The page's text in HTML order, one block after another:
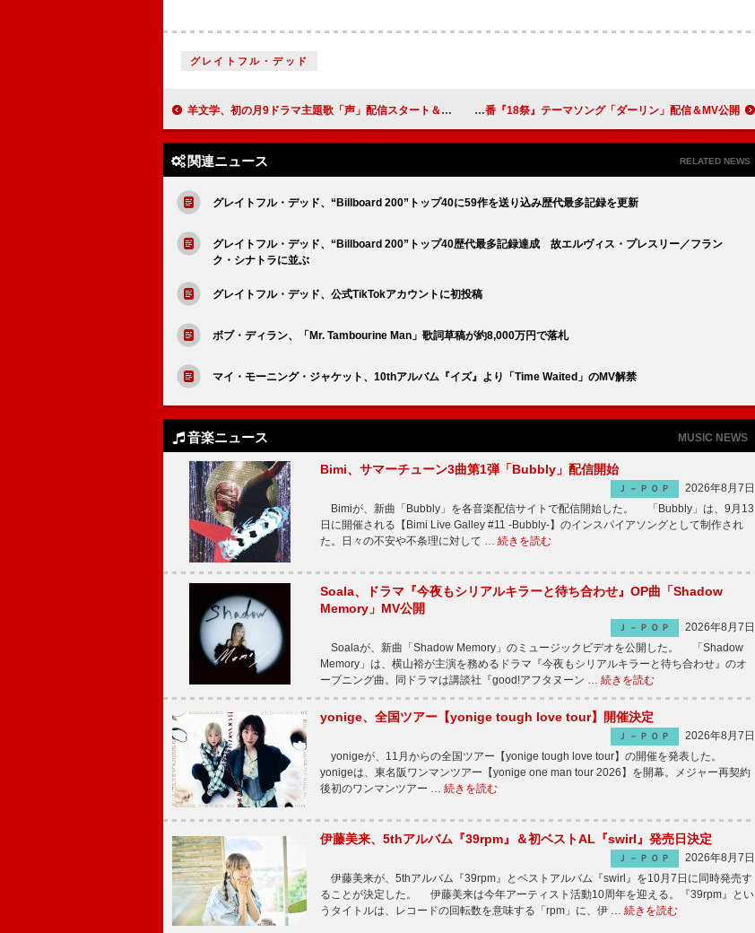
グレイトフル・デッド
羊文学、初の月9ドラマ主題歌「声」配信スタート＆歌詞画像を公開 Mrs. GREEN APPLE、NHK特番『18祭』テーマソング「ダーリン」配信＆MV公開
関連ニュース RELATED NEWS
グレイトフル・デッド、“Billboard 200”トップ40に59作を送り込み歴代最多記録を更新
グレイトフル・デッド、“Billboard 200”トップ40歴代最多記録達成 故エルヴィス・プレスリー／フラン
ク・シナトラに並ぶ
グレイトフル・デッド、公式TikTokアカウントに初投稿
ボブ・ディラン、「Mr. Tambourine Man」歌詞草稿が約8,000万円で落札
マイ・モーニング・ジャケット、10thアルバム『イズ』より「Time Waited」のMV解禁
音楽ニュース MUSIC NEWS
Bimi、サマーチューン3曲第1弾「Bubbly」配信開始
Ｊ－ＰＯＰ
2026年8月7日
Bimiが、新曲「Bubbly」を各音楽配信サイトで配信開始した。 「Bubbly」は、9月13
日に開催される【Bimi Live Galley #11 -Bubbly-】のインスパイアソングとして制作され
た。日々の不安や不条理に対して … 続きを読む
Soala、ドラマ『今夜もシリアルキラーと待ち合わせ』OP曲「Shadow
Memory」MV公開
Ｊ－ＰＯＰ
2026年8月7日
Soalaが、新曲「Shadow Memory」のミュージックビデオを公開した。 「Shadow
Memory」は、横山裕が主演を務めるドラマ『今夜もシリアルキラーと待ち合わせ』のオ
ープニング曲。同ドラマは講談社『good!アフタヌーン … 続きを読む
yonige、全国ツアー【yonige tough love tour】開催決定
Ｊ－ＰＯＰ
2026年8月7日
yonigeが、11月からの全国ツアー【yonige tough love tour】の開催を発表した。
yonigeは、東名阪ワンマンツアー【yonige one man tour 2026】を開幕。メジャー再契約
後初のワンマンツアー … 続きを読む
伊藤美来、5thアルバム『39rpm』＆初ベストAL『swirl』発売日決定
Ｊ－ＰＯＰ
2026年8月7日
伊藤美来が、5thアルバム『39rpm』とベストアルバム『swirl』を10月7日に同時発売す
ることが決定した。 伊藤美来は今年アーティスト活動10周年を迎える。『39rpm』とい
うタイトルは、レコードの回転数を意味する「rpm」に、伊 … 続きを読む